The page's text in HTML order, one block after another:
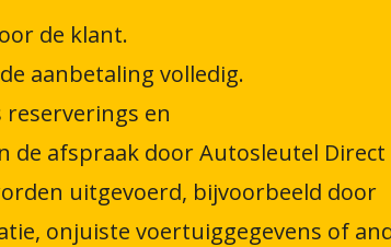
de klant.
aanbetaling volledig.
en
de afspraak door Autosleutel Direct
uitgevoerd, bijvoorbeeld door
onjuiste voertuiggegevens of